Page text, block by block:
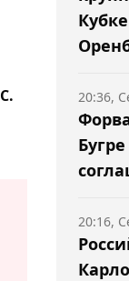
20:36,
20:16,